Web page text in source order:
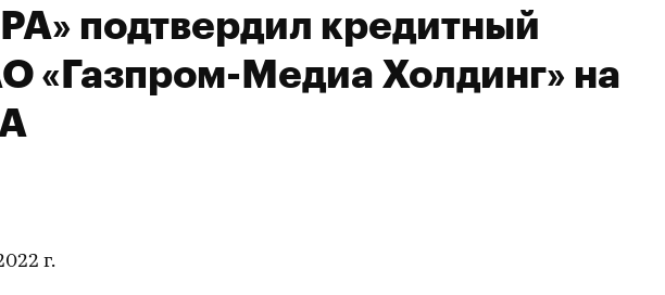
подтвердил кредитный
«Газпром-Медиа Холдинг» на
г.